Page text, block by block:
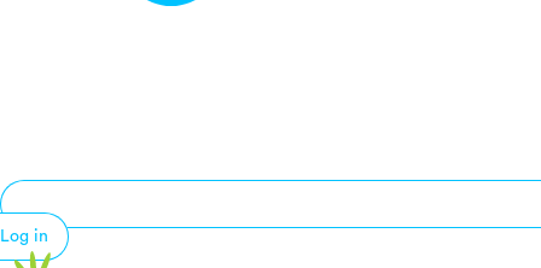
Log in